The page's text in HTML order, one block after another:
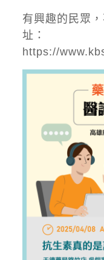
有興趣的民眾
址：
https://